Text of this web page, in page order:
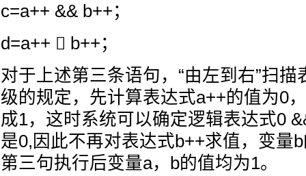
c=a++ && b++；
d=a++  b++；
对于上述第三条语句，“由左到右”扫
级的规定，先计算表达式a++的值为0
成1，这时系统可以确定逻辑表达式0
是0,因此不再对表达式b++求值，变量
第三句执行后变量a，b的值均为1。